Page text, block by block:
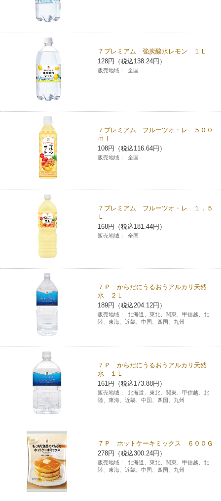
７プレミアム 強炭酸水レモン １Ｌ
128円（税込138.24円）
販売地域： 全国
７プレミアム フルーツオ・レ ５００
ｍｌ
108円（税込116.64円）
販売地域： 全国
７プレミアム フルーツオ・レ １．５
Ｌ
168円（税込181.44円）
販売地域： 全国
７Ｐ からだにうるおうアルカリ天然
水 ２Ｌ
189円（税込204.12円）
販売地域：
北海道、東北、関東、甲信越、北
陸、東海、近畿、中国、四国、九州
７Ｐ からだにうるおうアルカリ天然
水 １Ｌ
161円（税込173.88円）
販売地域：
北海道、東北、関東、甲信越、北
陸、東海、近畿、中国、四国、九州
７Ｐ ホットケーキミックス ６００Ｇ
278円（税込300.24円）
販売地域：
北海道、東北、関東、甲信越、北
陸、東海、近畿、中国、四国、九州